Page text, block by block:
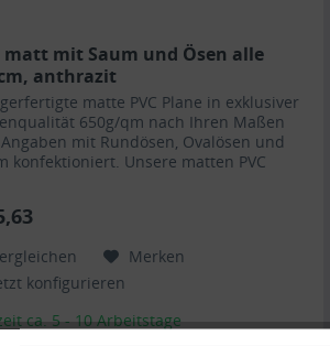
matt mit Saum und Ösen alle
anthrazit
matte PVC Plane in exklusiver
650g/qm nach Ihren Maßen
mit Rundösen, Ovalösen und
konfektioniert. Unsere matten PVC
Merken
konfigurieren
ca. 5 - 10 Arbeitstage